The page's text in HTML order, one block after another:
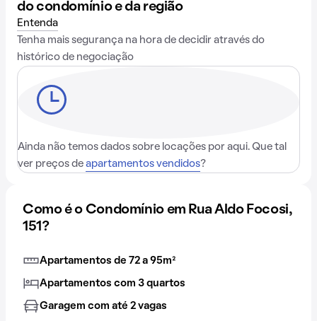
do condomínio e da região
Entenda
Tenha mais segurança na hora de decidir através do
histórico de negociação
Ainda não temos dados sobre locações por aqui. Que tal
ver preços de apartamentos vendidos?
Como é o Condomínio em Rua Aldo Focosi,
151?
Apartamentos de 72 a 95m²
Apartamentos com 3 quartos
Garagem com até 2 vagas